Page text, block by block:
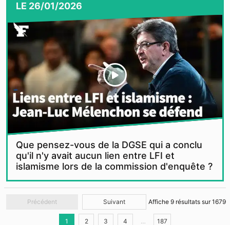
LE 26/01/2026
Que pensez-vous de la DGSE qui a conclu
qu'il n'y avait aucun lien entre LFI et
islamisme lors de la commission d'enquête ?
Précédent Suivant Affiche 9 résultats sur1679
1 2 3 4 187